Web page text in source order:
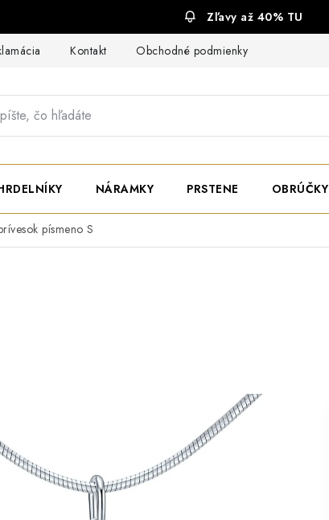
Zľavy až 40% TU
Kontakt Obchodné podmienky
NÁRAMKY PRSTENE OBRÚČKY
písmeno S